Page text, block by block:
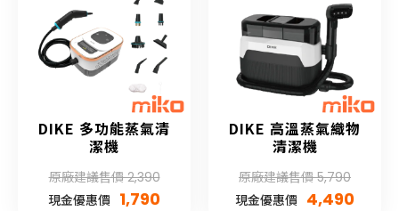
DIKE 多功能蒸氣清
潔機
原廠建議售價 2,390
現金優惠價 1,790
DIKE 高溫蒸氣織物
清潔機
原廠建議售價 5,790
現金優惠價 4,490